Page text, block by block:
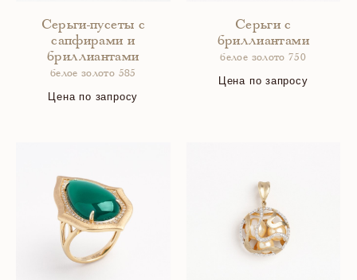
Серьги-пусеты с
сапфирами и
бриллиантами
белое золото 585
Цена по запросу
Серьги с
бриллиантами
белое золото 750
Цена по запросу